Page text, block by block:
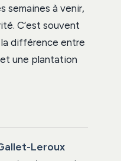
semaines à venir,
C’est souvent
différence entre
une plantation
Leroux